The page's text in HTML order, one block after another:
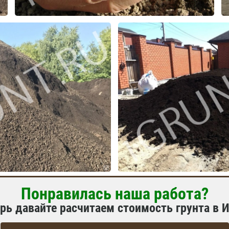
Понравилась наша работа?
давайте расчитаем стоимость грунта в